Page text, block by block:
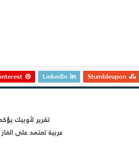
Stumbleupon
LinkedIn
تقرير لأوبيك
عربية تعتمد على